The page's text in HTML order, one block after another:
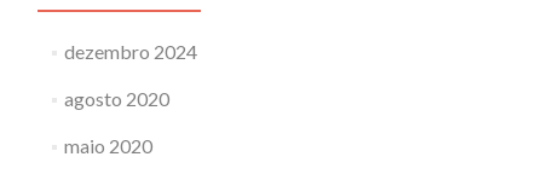
dezembro 2024
agosto 2020
maio 2020